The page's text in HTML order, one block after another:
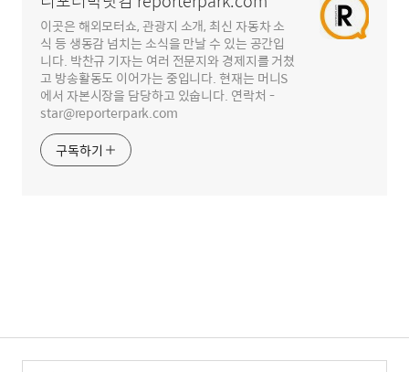
이곳은 해외모터쇼, 관광지 소개, 최신 자동차 소
식 등 생동감 넘치는 소식을 만날 수 있는 공간입
니다. 박찬규 기자는 여러 전문지와 경제지를 거쳤
고 방송활동도 이어가는 중입니다. 현재는 머니S
에서 자본시장을 담당하고 있숩니다. 연락처 -
star@reporterpark.com
구독하기